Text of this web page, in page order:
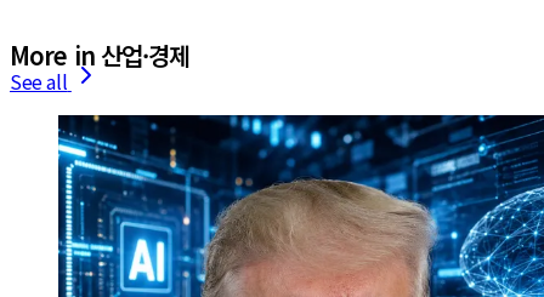
More in 산업·경제
See all